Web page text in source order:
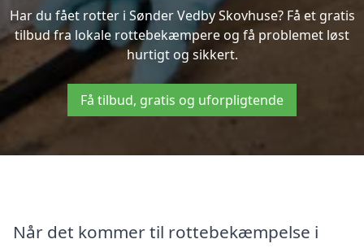
Har du fået rotter i Sønder Vedby Skovhuse? Få et gratis
tilbud fra lokale rottebekæmpere og få problemet løst
hurtigt og sikkert.
Få tilbud, gratis og uforpligtende
Når det kommer til rottebekæmpelse i